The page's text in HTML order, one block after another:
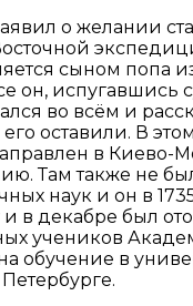
о желании
сыном попа
он, испугавшись
во всём и
оставили. В
в Киево-
Там также не
наук и он в
в декабре был
учеников
обучение в